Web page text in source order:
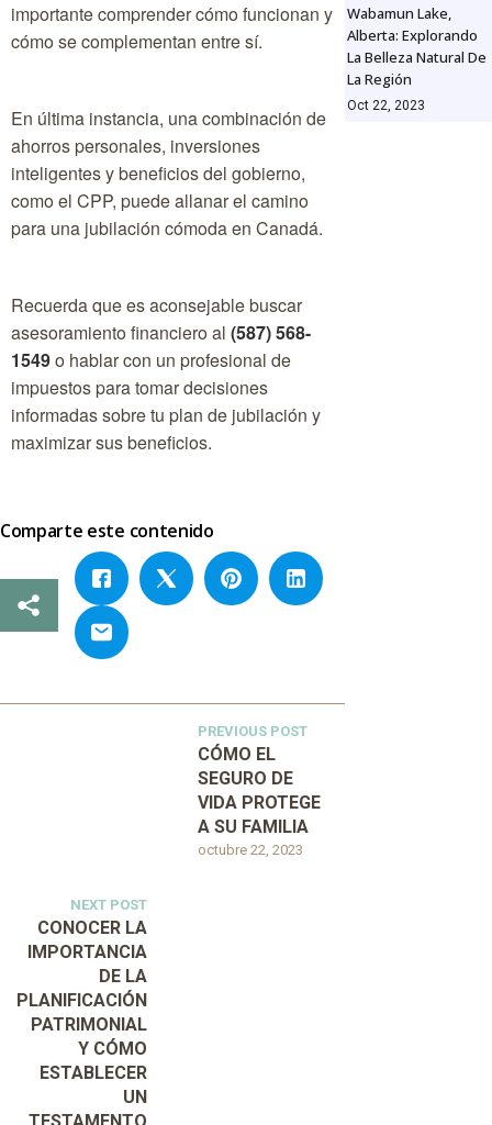
importante comprender cómo funcionan y
cómo se complementan entre sí.
En última instancia, una combinación de
ahorros personales, inversiones
inteligentes y beneficios del gobierno,
como el CPP, puede allanar el camino
para una jubilación cómoda en Canadá.
Recuerda que es aconsejable buscar
asesoramiento financiero al (587) 568-
1549o hablar con un profesional de
impuestos para tomar decisiones
informadas sobre tu plan de jubilación y
maximizar sus beneficios.
Comparte este contenido
PREVIOUS POST
octubre 22, 2023
CÓMO EL
SEGURO DE
VIDA PROTEGE
A SU FAMILIA
NEXT POST
CONOCER LA
IMPORTANCIA
DE LA
PLANIFICACIÓN
PATRIMONIAL
Y CÓMO
ESTABLECER
UN
Wabamun Lake,
Alberta: Explorando
La Belleza Natural De
La Región
Oct 22, 2023